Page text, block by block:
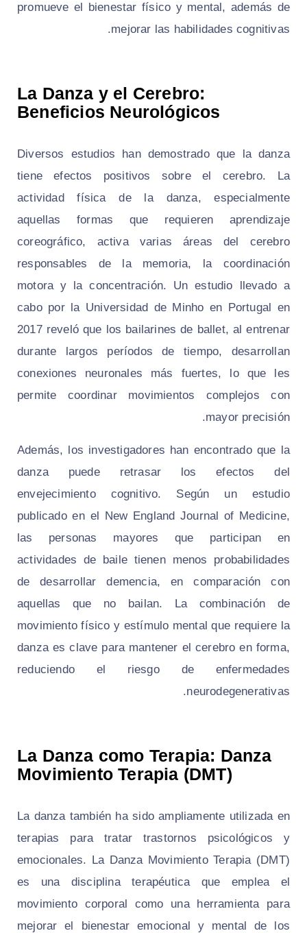
promueve el bienestar físico y mental, además de
mejorar las habilidades cognitivas.
La Danza y el Cerebro:
Beneficios Neurológicos
Diversos estudios han demostrado que la danza
tiene efectos positivos sobre el cerebro. La
actividad física de la danza, especialmente
aquellas formas que requieren aprendizaje
coreográfico, activa varias áreas del cerebro
responsables de la memoria, la coordinación
motora y la concentración. Un estudio llevado a
cabo por la Universidad de Minho en Portugal en
2017 reveló que los bailarines de ballet, al entrenar
durante largos períodos de tiempo, desarrollan
conexiones neuronales más fuertes, lo que les
permite coordinar movimientos complejos con
mayor precisión.
Además, los investigadores han encontrado que la
danza puede retrasar los efectos del
envejecimiento cognitivo. Según un estudio
publicado en el New England Journal of Medicine,
las personas mayores que participan en
actividades de baile tienen menos probabilidades
de desarrollar demencia, en comparación con
aquellas que no bailan. La combinación de
movimiento físico y estímulo mental que requiere la
danza es clave para mantener el cerebro en forma,
reduciendo el riesgo de enfermedades
neurodegenerativas.
La Danza como Terapia: Danza
Movimiento Terapia (DMT)
La danza también ha sido ampliamente utilizada en
terapias para tratar trastornos psicológicos y
emocionales. La Danza Movimiento Terapia (DMT)
es una disciplina terapéutica que emplea el
movimiento corporal como una herramienta para
mejorar el bienestar emocional y mental de los